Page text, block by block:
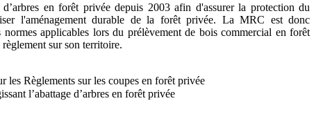
en forêt privée depuis 2003 afin d'assurer la protection du
l'aménagement durable de la forêt privée. La MRC est donc
normes applicables lors du prélèvement de bois commercial en forêt
sur son territoire.
les Règlements sur les coupes en forêt privée
l’abattage d’arbres en forêt privée